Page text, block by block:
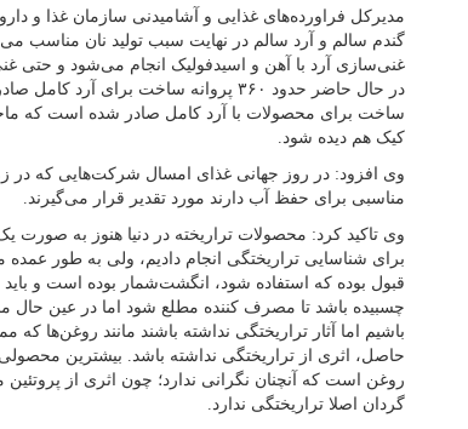
مدیرکل فراورده‌های غذایی و آشامیدنی سازمان غذا و
گندم سالم و آرد سالم در نهایت سبب تولید نان
غنی‌سازی آرد با آهن و اسیدفولیک انجام می‌شود و حتی
ساخت برای محصولات با آرد کامل صادر شده است که
کیک هم دیده شود.
وی افزود: در روز جهانی غذای امسال شرکت‌هایی که در
مناسبی برای حفظ آب دارند مورد تقدیر قرار می‌گیرند.
وی تاکید کرد: محصولات تراریخته در دنیا هنوز به صورت
برای شناسایی تراریختگی انجام دادیم، ولی به طور عمده
قبول بوده که استفاده شود، انگشت‌شمار بوده است و
چسبیده باشد تا مصرف کننده مطلع شود اما در عین حال
باشیم اما آثار تراریختگی نداشته باشند مانند روغن‌ها
حاصل، اثری از تراریختگی نداشته باشد. بیشترین
روغن است که آنچنان نگرانی ندارد؛ چون اثری از
گردان اصلا تراریختگی ندارد.